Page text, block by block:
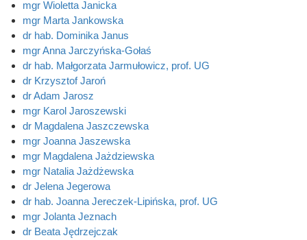
mgr Wioletta Janicka
mgr Marta Jankowska
dr hab. Dominika Janus
mgr Anna Jarczyńska-Gołaś
dr hab. Małgorzata Jarmułowicz, prof. UG
dr Krzysztof Jaroń
dr Adam Jarosz
mgr Karol Jaroszewski
dr Magdalena Jaszczewska
mgr Joanna Jaszewska
mgr Magdalena Jażdziewska
mgr Natalia Jażdżewska
dr Jelena Jegerowa
dr hab. Joanna Jereczek-Lipińska, prof. UG
mgr Jolanta Jeznach
dr Beata Jędrzejczak